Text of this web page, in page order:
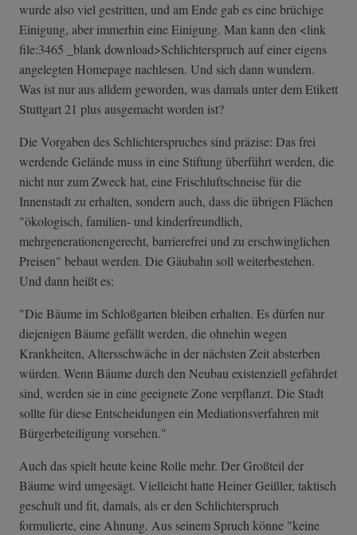
wurde also viel gestritten, und am Ende gab es eine brüchige
Einigung, aber immerhin eine Einigung. Man kann den <link
file:3465 _blank download>Schlichterspruch auf einer eigens
angelegten Homepage nachlesen. Und sich dann wundern.
Was ist nur aus alldem geworden, was damals unter dem Etikett
Stuttgart 21 plus ausgemacht worden ist?
Die Vorgaben des Schlichterspruches sind präzise: Das frei
werdende Gelände muss in eine Stiftung überführt werden, die
nicht nur zum Zweck hat, eine Frischluftschneise für die
Innenstadt zu erhalten, sondern auch, dass die übrigen Flächen
"ökologisch, familien- und kinderfreundlich,
mehrgenerationengerecht, barrierefrei und zu erschwinglichen
Preisen" bebaut werden. Die Gäubahn soll weiterbestehen.
Und dann heißt es:
"Die Bäume im Schloßgarten bleiben erhalten. Es dürfen nur
diejenigen Bäume gefällt werden, die ohnehin wegen
Krankheiten, Altersschwäche in der nächsten Zeit absterben
würden. Wenn Bäume durch den Neubau existenziell gefährdet
sind, werden sie in eine geeignete Zone verpflanzt. Die Stadt
sollte für diese Entscheidungen ein Mediationsverfahren mit
Bürgerbeteiligung vorsehen."
Auch das spielt heute keine Rolle mehr. Der Großteil der
Bäume wird umgesägt. Vielleicht hatte Heiner Geißler, taktisch
geschult und fit, damals, als er den Schlichterspruch
formulierte, eine Ahnung. Aus seinem Spruch könne "keine